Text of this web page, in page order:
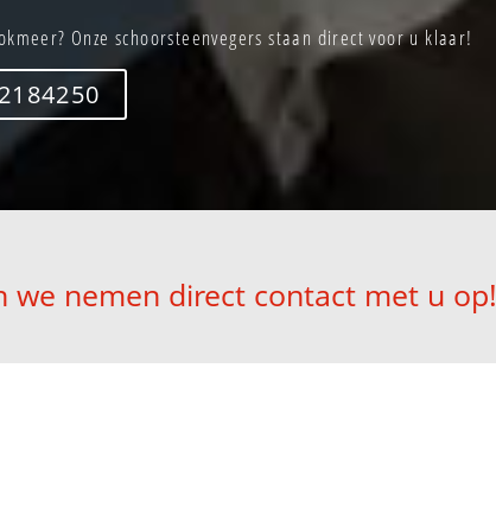
Onze schoorsteenvegers staan direct voor u klaar!
we nemen direct contact met u op!